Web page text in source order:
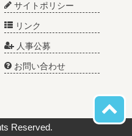
サイトポリシー
リンク
人事公募
お問い合わせ
Reserved.